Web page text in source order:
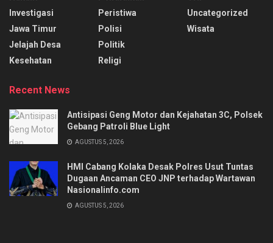
Investigasi
Jawa Timur
Jelajah Desa
Kesehatan
Peristiwa
Polisi
Politik
Religi
Uncategorized
Wisata
Recent News
Antisipasi Geng Motor dan Kejahatan 3C, Polsek
Gebang Patroli Blue Light
AGUSTUS 5, 2026
HMI Cabang Kolaka Desak Polres Usut Tuntas
Dugaan Ancaman CEO JNP terhadap Wartawan
Nasionalinfo.com
AGUSTUS 5, 2026